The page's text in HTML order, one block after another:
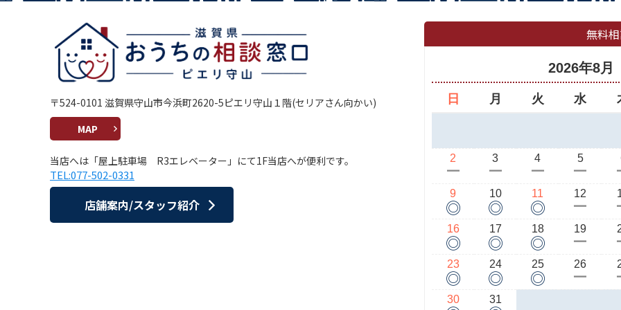
〒524-0101 滋賀県守山市今浜町2620-5ピエリ守山１階(セリアさん向かい)
MAP
当店へは「屋上駐車場 R3エレベーター」にて1F当店へが便利です。
TEL:077-502-0331
店舗案内/スタッフ紹介
無料
2026年8月
日 月 火 水
2
ー
3
ー
4
ー
5
ー
9
◎
10
◎
11
◎
12
ー
16
◎
17
◎
18
◎
19
ー
23
◎
24
◎
25
◎
26
ー
30 31